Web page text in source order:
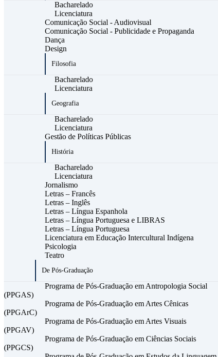
Bacharelado
Licenciatura
Comunicação Social - Audiovisual
Comunicação Social - Publicidade e Propaganda
Dança
Design
Filosofia
Bacharelado
Licenciatura
Geografia
Bacharelado
Licenciatura
Gestão de Políticas Públicas
História
Bacharelado
Licenciatura
Jornalismo
Letras – Francês
Letras – Inglês
Letras – Língua Espanhola
Letras – Língua Portuguesa e LIBRAS
Letras – Língua Portuguesa
Licenciatura em Educação Intercultural Indígena
Psicologia
Teatro
De Pós-Graduação
Programa de Pós-Graduação em Antropologia Social
(PPGAS)
Programa de Pós-Graduação em Artes Cênicas
(PPGArC)
Programa de Pós-Graduação em Artes Visuais
(PPGAV)
Programa de Pós-Graduação em Ciências Sociais
(PPGCS)